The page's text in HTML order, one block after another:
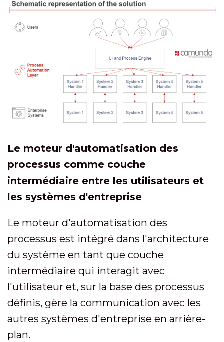
Le moteur d'automatisation des
processus comme couche
intermédiaire entre les utilisateurs et
les systèmes d'entreprise
Le moteur d'automatisation des
processus est intégré dans l'architecture
du système en tant que couche
intermédiaire qui interagit avec
l'utilisateur et, sur la base des processus
définis, gère la communication avec les
autres systèmes d'entreprise en arrière-
plan.